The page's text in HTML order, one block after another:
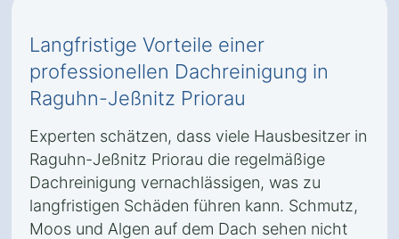
Langfristige Vorteile einer
professionellen Dachreinigung in
Raguhn-Jeßnitz Priorau
Experten schätzen, dass viele Hausbesitzer in
Raguhn-Jeßnitz Priorau die regelmäßige
Dachreinigung vernachlässigen, was zu
langfristigen Schäden führen kann. Schmutz,
Moos und Algen auf dem Dach sehen nicht